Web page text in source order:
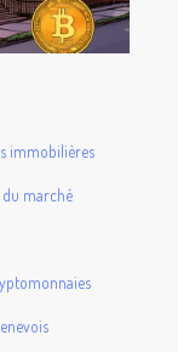
immobilières
du marché